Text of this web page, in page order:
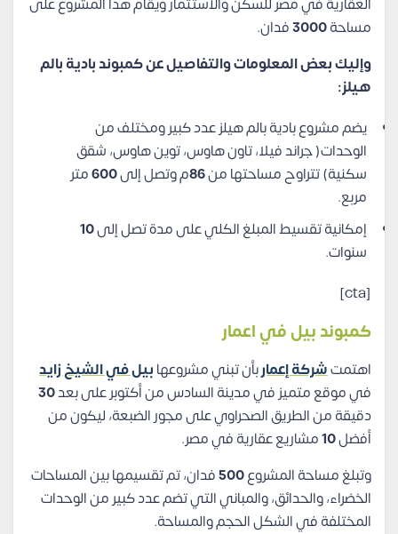
مساحة3000فدان.
وإليك بعض المعلومات والتفاصيل عن كمبوند بادية بالم
هيلز:
يضم مشروع بادية بالم هيلز عدد كبير ومختلف من
الوحدات( جراند فيلا، تاون هاوس، توين هاوس، شقق
سكنية) تتراوح مساحتها من86م وتصل إلى600متر
مربع.
إمكانية تقسيط المبلغ الكلي على مدة تصل إلى10
سنوات.
[cta]
كمبوند بيل في اعمار
اهتمتشركة إعماربأن تبني مشروعهابيل في الشيخ زايد
في موقع متميز في مدينة السادس من أكتوبر على بعد30
دقيقة من الطريق الصحراوي على مجور الضبعة، ليكون من
أفضل10مشاريع عقارية في مصر.
وتبلغ مساحة المشروع500فدان، تم تقسيمها بين المساحات
الخضراء، والحدائق، والمباني التي تضم عدد كبير من الوحدات
المختلفة في الشكل الحجم والمساحة.